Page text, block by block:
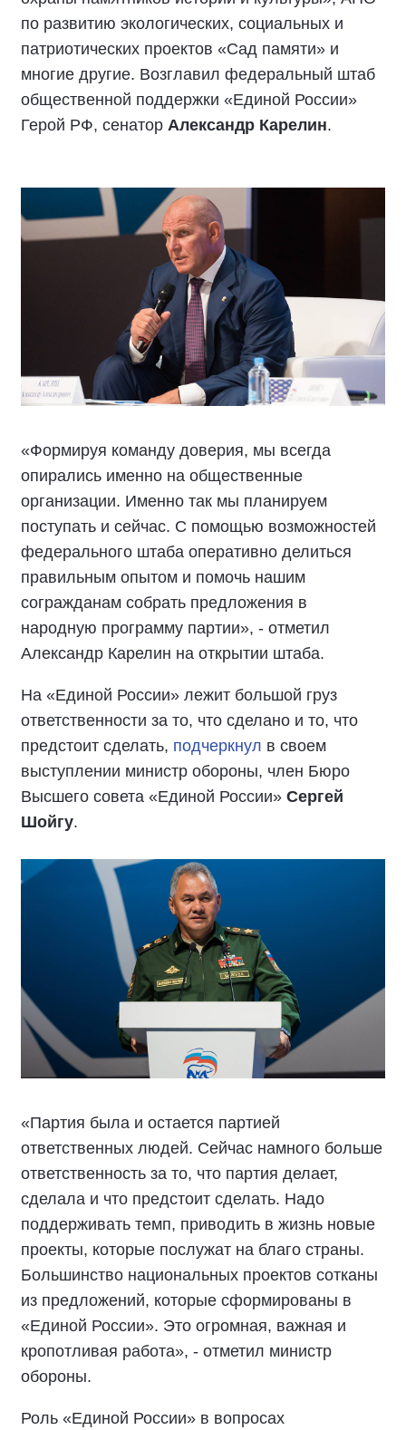
по развитию экологических, социальных и
патриотических проектов «Сад памяти» и
многие другие. Возглавил федеральный штаб
общественной поддержки «Единой России»
Герой РФ, сенатор Александр Карелин.
«Формируя команду доверия, мы всегда
опирались именно на общественные
организации. Именно так мы планируем
поступать и сейчас. С помощью возможностей
федерального штаба оперативно делиться
правильным опытом и помочь нашим
согражданам собрать предложения в
народную программу партии», - отметил
Александр Карелин на открытии штаба.
На «Единой России» лежит большой груз
ответственности за то, что сделано и то, что
предстоит сделать, подчеркнул в своем
выступлении министр обороны, член Бюро
Высшего совета «Единой России» Сергей
Шойгу.
«Партия была и остается партией
ответственных людей. Сейчас намного больше
ответственность за то, что партия делает,
сделала и что предстоит сделать. Надо
поддерживать темп, приводить в жизнь новые
проекты, которые послужат на благо страны.
Большинство национальных проектов сотканы
из предложений, которые сформированы в
«Единой России». Это огромная, важная и
кропотливая работа», - отметил министр
обороны.
Роль «Единой России» в вопросах